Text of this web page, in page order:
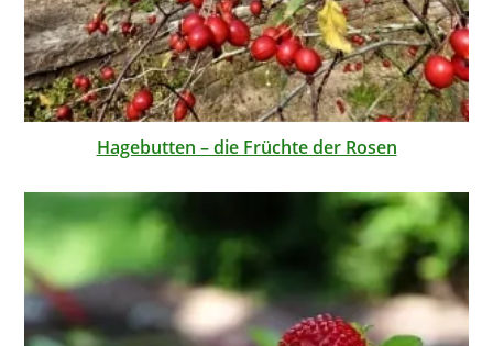
Hagebutten – die Früchte der Rosen